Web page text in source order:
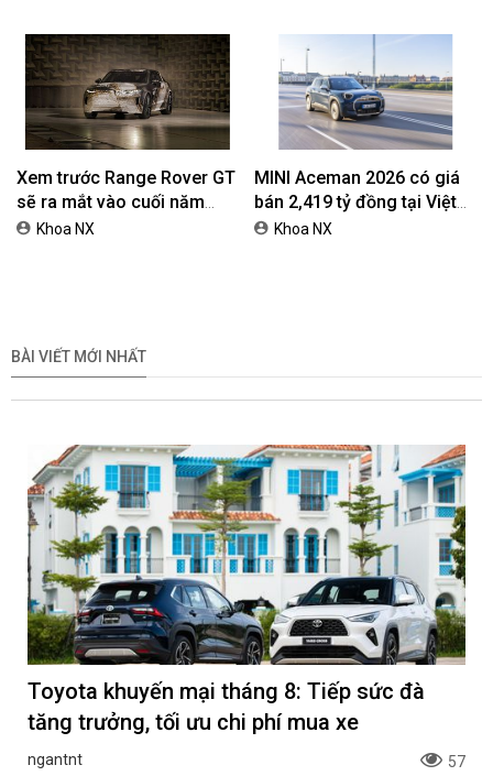
Xem trước Range Rover GT
sẽ ra mắt vào cuối năm
2026Khoa NX
MINI Aceman 2026 có giá
bán 2,419 tỷ đồng tại Việt
NamKhoa NX
BÀI VIẾT MỚI NHẤT
Toyota khuyến mại tháng 8: Tiếp sức đà
tăng trưởng, tối ưu chi phí mua xe
ngantnt 57